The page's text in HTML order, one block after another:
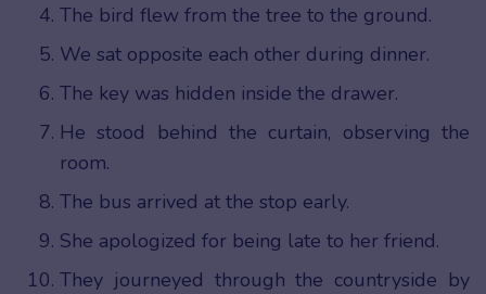
The bird flew from the tree to the ground.
We sat opposite each other during dinner.
The key was hidden inside the drawer.
He stood behind the curtain, observing the
room.
The bus arrived at the stop early.
She apologized for being late to her friend.
They journeyed through the countryside by